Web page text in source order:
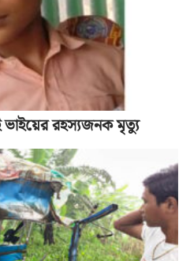
ভাইয়ের রহস্যজনক মৃত্যু